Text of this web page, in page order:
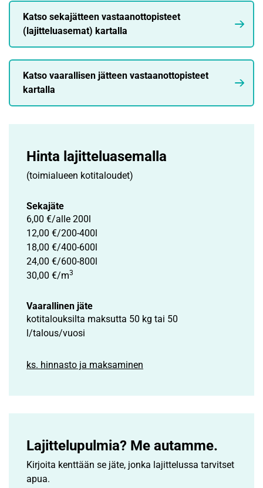
Katso sekajätteen vastaanottopisteet
(lajitteluasemat) kartalla
Katso vaarallisen jätteen vastaanottopisteet
kartalla
Hinta lajittelu­asemalla
(toimialueen kotitaloudet)
Sekajäte
6,00 €/alle 200l
12,00 €/200-400l
18,00 €/400-600l
24,00 €/600-800l
30,00 €/m3
Vaarallinen jäte
kotitalouksilta maksutta 50 kg tai 50
l/talous/vuosi
ks. hinnasto ja maksaminen
Lajittelupulmia? Me autamme.
Kirjoita kenttään se jäte, jonka lajittelussa tarvitset
apua.